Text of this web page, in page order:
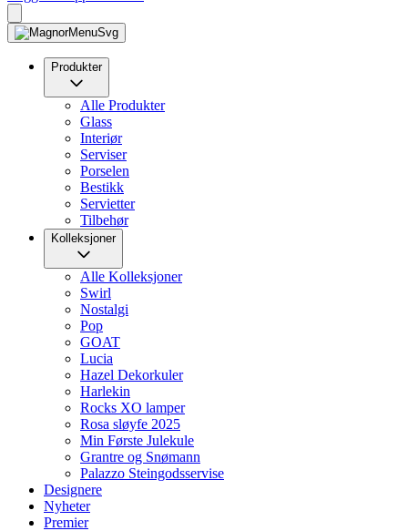
Produkter
Alle Produkter
Glass
Interiør
Serviser
Porselen
Bestikk
Servietter
Tilbehør
Kolleksjoner
Alle Kolleksjoner
Swirl
Nostalgi
Pop
GOAT
Lucia
Hazel Dekorkuler
Harlekin
Rocks XO lamper
Rosa sløyfe 2025
Min Første Julekule
Grantre og Snømann
Palazzo Steingodsservise
Designere
Nyheter
Premier